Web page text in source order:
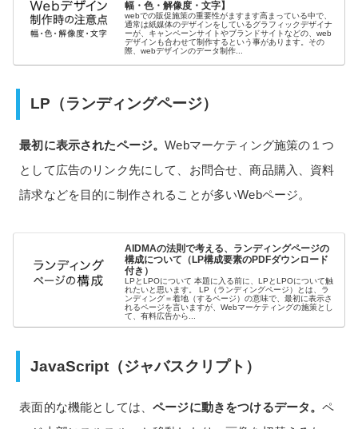
幅・色・解像度・文字】
webでの販促施策の重要性がますます高まっている中で、
通常は紙媒体のデザインをしているグラフィックデザイナ
ーが、キャンペーンサイトやブランドサイトなどの、web
デザインも合わせて制作するという事があります。その
際、webデザインのデータ制作...
LP（ランディングページ）
最初に表示されたページ。Webマーケティング施策の１つ
として広告のリンク先にして、お問合せ、商品購入、資料
請求などを目的に制作されることが多いWebページ。
AIDMAの法則で考える、ランディングページの
構成について（LP構成要素のPDFダウンロード
付き）
LPとLPOについて 本題に入る前に、LPとLPOについて触
れたいと思います。 LP（ランディングページ）とは、ラ
ンディング＝着地（するページ）の意味で、最初に表示さ
れるページを言いますが、Webマーケティングの施策とし
て、有料広告から...
JavaScript（ジャバスクリプト）
表面的な機能としては、ページに動きをつけるデータ。ペ